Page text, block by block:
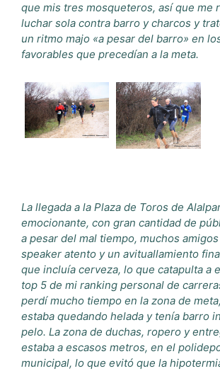
que mis tres mosqueteros, así que me
luchar sola contra barro y charcos y
un ritmo majo «a pesar del barro» en
favorables que precedían a la meta.
La llegada a la Plaza de Toros de
emocionante, con gran cantidad de
a pesar del mal tiempo, muchos
speaker atento y un avituallamiento
que incluía cerveza, lo que catapulta a
top 5 de mi ranking personal de
perdí mucho tiempo en la zona de
estaba quedando helada y tenía barro
pelo. La zona de duchas, ropero y
estaba a escasos metros, en el
municipal, lo que evitó que la